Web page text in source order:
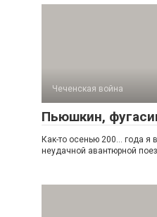
Чеченская война
Пьюшкин,
Как-то осенью 200… года я
неудачной авантюрной